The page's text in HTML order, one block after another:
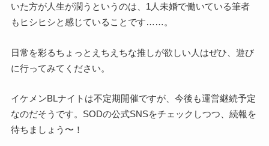
いた方が人生が潤うというのは、1人未婚で働いている筆者
もヒシヒシと感じていることです……。
日常を彩るちょっとえちえちな推しが欲しい人はぜひ、遊び
に行ってみてください。
イケメンBLナイトは不定期開催ですが、今後も運営継続予定
なのだそうです。SODの公式SNSをチェックしつつ、続報を
待ちましょう〜！